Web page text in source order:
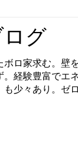
ログ
ボロ家求む。壁
。経験豊富でエ
も少々あり。ゼ